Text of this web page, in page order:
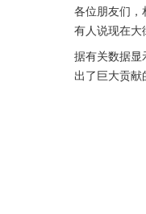
各位朋友们，
有人说现在大
据有关数据
出了巨大贡献